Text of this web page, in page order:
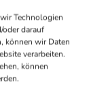
Technologien
oder darauf
können wir Daten
verarbeiten.
können